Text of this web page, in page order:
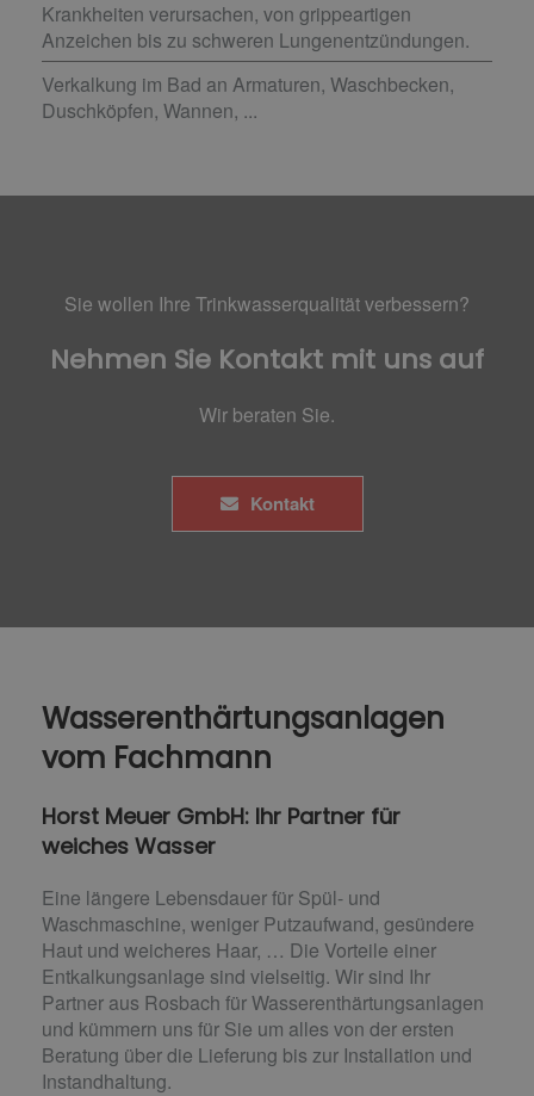
Krankheiten verursachen, von grippeartigen
Anzeichen bis zu schweren Lungenentzündungen.
Verkalkung im Bad an Armaturen, Waschbecken,
Duschköpfen, Wannen, ...
Sie wollen Ihre Trinkwasserqualität verbessern?
Nehmen Sie Kontakt mit uns auf
Wir beraten Sie.
Kontakt
Wasserenthärtungsanlagen
vom Fachmann
Horst Meuer GmbH: Ihr Partner für
weiches Wasser
Eine längere Lebensdauer für Spül- und
Waschmaschine, weniger Putzaufwand, gesündere
Haut und weicheres Haar, … Die Vorteile einer
Entkalkungsanlage sind vielseitig. Wir sind Ihr
Partner aus Rosbach für Wasserenthärtungsanlagen
und kümmern uns für Sie um alles von der ersten
Beratung über die Lieferung bis zur Installation und
Instandhaltung.